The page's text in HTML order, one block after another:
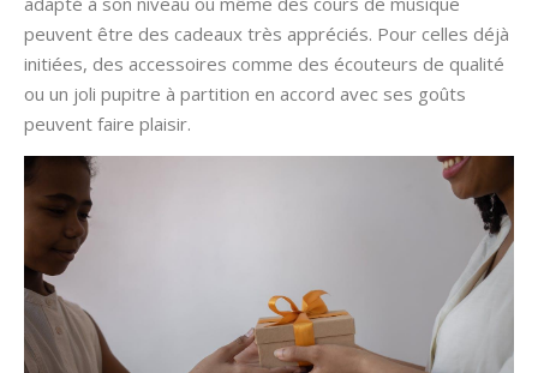
peuvent être des cadeaux très appréciés. Pour celles déjà
initiées, des accessoires comme des écouteurs de qualité
ou un joli pupitre à partition en accord avec ses goûts
peuvent faire plaisir.